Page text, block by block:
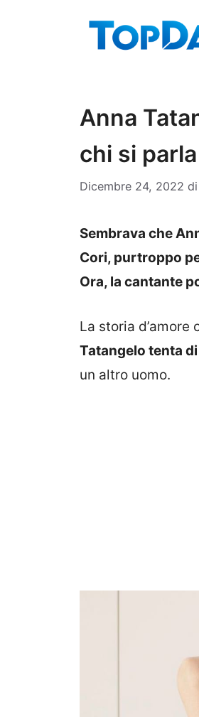
Anna
chi si parla
Dicembre 24, 2022 di
Sembrava che
Cori, purtroppo
Ora, la cantante
La storia d’amore
Tatangelo tenta
un altro uomo.